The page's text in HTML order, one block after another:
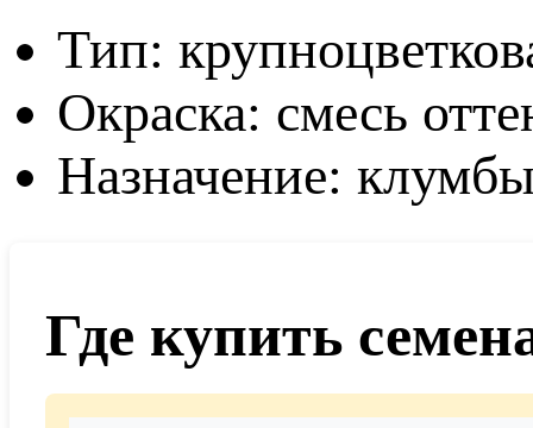
Тип:
Окраска: смесь
Назначение:
Где купить